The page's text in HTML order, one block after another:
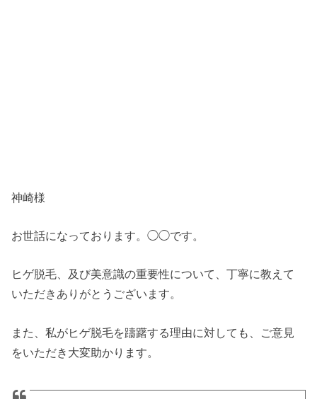
神崎様
お世話になっております。◯◯です。
ヒゲ脱毛、及び美意識の重要性について、丁寧に教えて
いただきありがとうございます。
また、私がヒゲ脱毛を躊躇する理由に対しても、ご意見
をいただき大変助かります。